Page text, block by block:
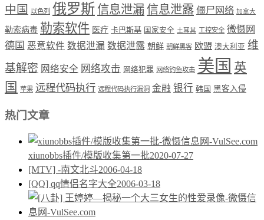
中国 以色列 俄罗斯信息泄漏信息泄露 僵尸网络 加拿大
勒索病毒 勒索软件 医疗 卡巴斯基 国家安全 土耳其 工控安全 微慑网
德国 恶意软件 数据泄漏 数据泄露 朝鲜 朝鲜黑客 欧盟 澳大利亚 维
基解密 网络安全 网络攻击 网络犯罪 网络钓鱼攻击 美国 英
国
苹果 远程代码执行 远程代码执行漏洞 金融 银行 韩国 黑客入侵
热门文章
xiunobbs插件/模版收集第一批2020-07-27
[MTV] -南文北斗2006-04-18
[QQ] qq情侣名字大全2006-03-18